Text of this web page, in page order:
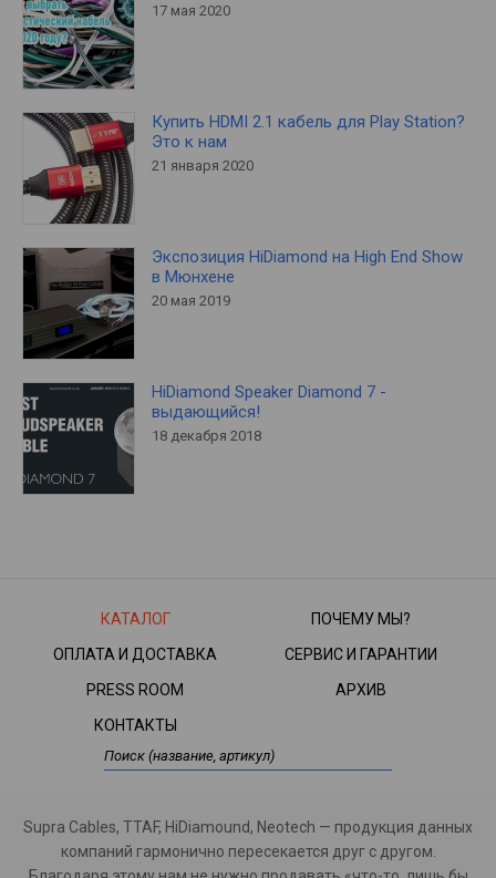
17 мая 2020
Купить HDMI 2.1 кабель для Play Station?
Это к нам
21 января 2020
Экспозиция HiDiamond на High End Show
в Мюнхене
20 мая 2019
HiDiamond Speaker Diamond 7 -
выдающийся!
18 декабря 2018
КАТАЛОГ
ПОЧЕМУ МЫ?
ОПЛАТА И ДОСТАВКА
СЕРВИС И ГАРАНТИИ
PRESS ROOM
АРХИВ
КОНТАКТЫ
Supra Cables, TTAF, HiDiamound, Neotech — продукция данных
компаний гармонично пересекается друг с другом.